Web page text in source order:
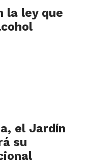
la ley que
el Jardín
su